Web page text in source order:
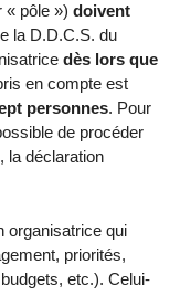
« pôle ») doivent
la D.D.C.S. du
dès lors que
en compte est
personnes. Pour
de procéder
la déclaration
organisatrice qui
priorités,
etc.). Celui-